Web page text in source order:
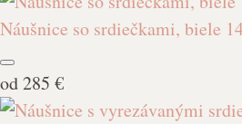
Náušnice so srdiečkami, biele
od285 €